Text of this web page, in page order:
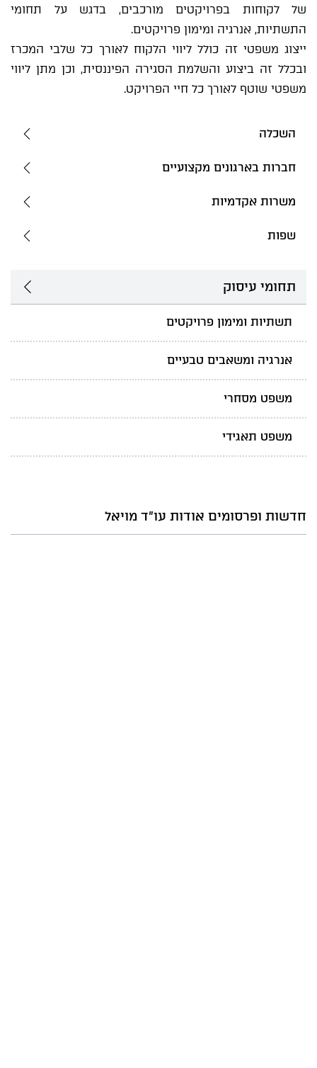
של לקוחות בפרויקטים מורכבים, בדגש על תחומי
התשתיות, אנרגיה ומימון פרויקטים.
ייצוג משפטי זה כולל ליווי הלקוח לאורך כל שלבי המכרז
ובכלל זה ביצוע והשלמת הסגירה הפיננסית, וכן מתן ליווי
משפטי שוטף לאורך כל חיי הפרויקט.
השכלה
חברות בארגונים מקצועיים
משרות אקדמיות
שפות
תחומי עיסוק
תשתיות ומימון פרויקטים
אנרגיה ומשאבים טבעיים
משפט מסחרי
משפט תאגידי
חדשות ופרסומים אודות עו"ד מויאל